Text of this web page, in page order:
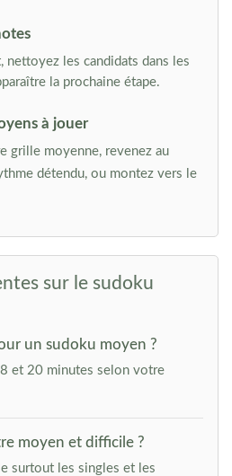
nettoyez les candidats dans les
la prochaine étape.
à jouer
grille moyenne, revenez au
détendu, ou montez vers le
sur le sudoku
un sudoku moyen ?
et 20 minutes selon votre
moyen et difficile ?
surtout les singles et les